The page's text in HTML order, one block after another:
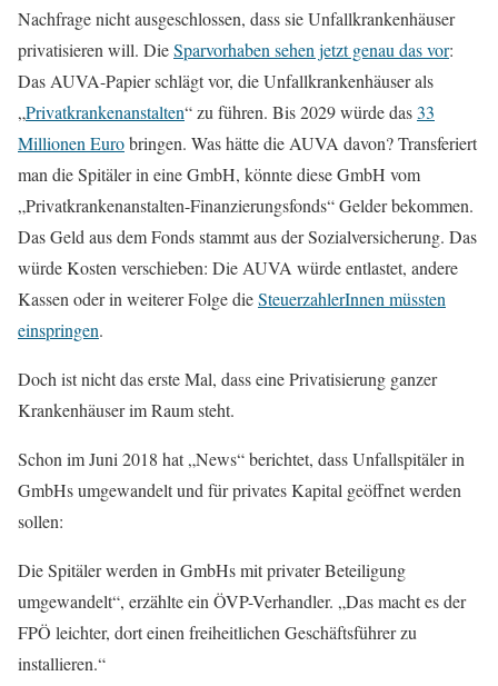
Nachfrage nicht ausgeschlossen, dass sie Unfallkrankenhäuser
privatisieren will. DieSparvorhaben sehen jetzt genau das vor:
Das AUVA-Papier schlägt vor, die Unfallkrankenhäuser als
„Privatkrankenanstalten“ zu führen. Bis 2029 würde das33
Millionen Eurobringen. Was hätte die AUVA davon? Transferiert
man die Spitäler in eine GmbH, könnte diese GmbH vom
„Privatkrankenanstalten-Finanzierungsfonds“ Gelder bekommen.
Das Geld aus dem Fonds stammt aus der Sozialversicherung. Das
würde Kosten verschieben: Die AUVA würde entlastet, andere
Kassen oder in weiterer Folge dieSteuerzahlerInnen müssten
einspringen.
Doch ist nicht das erste Mal, dass eine Privatisierung ganzer
Krankenhäuser im Raum steht.
Schon im Juni 2018 hat „News“ berichtet, dass Unfallspitäler in
GmbHs umgewandelt und für privates Kapital geöffnet werden
sollen:
Die Spitäler werden in GmbHs mit privater Beteiligung
umgewandelt“, erzählte ein ÖVP-Verhandler. „Das macht es der
FPÖ leichter, dort einen freiheitlichen Geschäftsführer zu
installieren.“